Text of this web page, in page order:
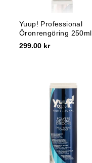
Yuup! Professional
Öronrengöring 250ml
299.00 kr